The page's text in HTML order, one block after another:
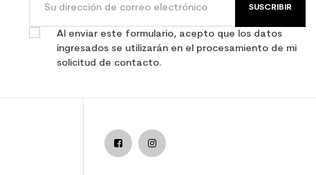
SUSCRIBIR
Al enviar este formulario, acepto que los datos
ingresados se utilizarán en el procesamiento de mi
solicitud de contacto.